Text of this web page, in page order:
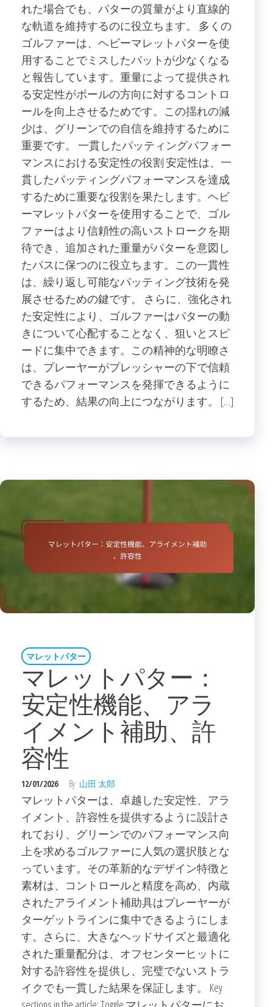
れた場合でも、パターの質量がより直線的
な軌道を維持するのに役立ちます。 多くの
ゴルファーは、ヘビーマレットパターを使
用することでミスしたパットが少なくなる
と報告しています。重量によって提供され
る安定性がボールの方向に対するコントロ
ールを向上させるためです。この揺れの減
少は、グリーンでの自信を維持するために
重要です。 一貫したパッティングパフォー
マンスにおける安定性の役割 安定性は、一
貫したパッティングパフォーマンスを達成
するために重要な役割を果たします。ヘビ
ーマレットパターを使用することで、ゴル
ファーはより信頼性の高いストロークを期
待でき、追加された重量がパターを意図し
たパスに保つのに役立ちます。この一貫性
は、繰り返し可能なパッティング技術を発
展させるための鍵です。 さらに、強化され
た安定性により、ゴルファーはパターの動
きについて心配することなく、狙いとスピ
ードに集中できます。この精神的な明瞭さ
は、プレーヤーがプレッシャーの下で信頼
できるパフォーマンスを発揮できるように
するため、結果の向上につながります。 […]
マレットパター
マレットパター：
安定性機能、アラ
イメント補助、許
容性
12/01/2026 By 山田 太郎
マレットパターは、卓越した安定性、アラ
イメント、許容性を提供するように設計さ
れており、グリーンでのパフォーマンス向
上を求めるゴルファーに人気の選択肢とな
っています。その革新的なデザイン特徴と
素材は、コントロールと精度を高め、内蔵
されたアライメント補助具はプレーヤーが
ターゲットラインに集中できるようにしま
す。さらに、大きなヘッドサイズと最適化
された重量配分は、オフセンターヒットに
対する許容性を提供し、完璧でないストラ
イクでも一貫した結果を保証します。 Key